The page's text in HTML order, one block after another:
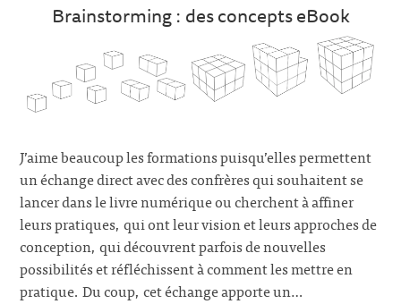
Brainstorming : des concepts eBook
J’aime beaucoup les formations puisqu’elles permettent
un échange direct avec des confrères qui souhaitent se
lancer dans le livre numérique ou cherchent à affiner
leurs pratiques, qui ont leur vision et leurs approches de
conception, qui découvrent parfois de nouvelles
possibilités et réfléchissent à comment les mettre en
pratique. Du coup, cet échange apporte un…